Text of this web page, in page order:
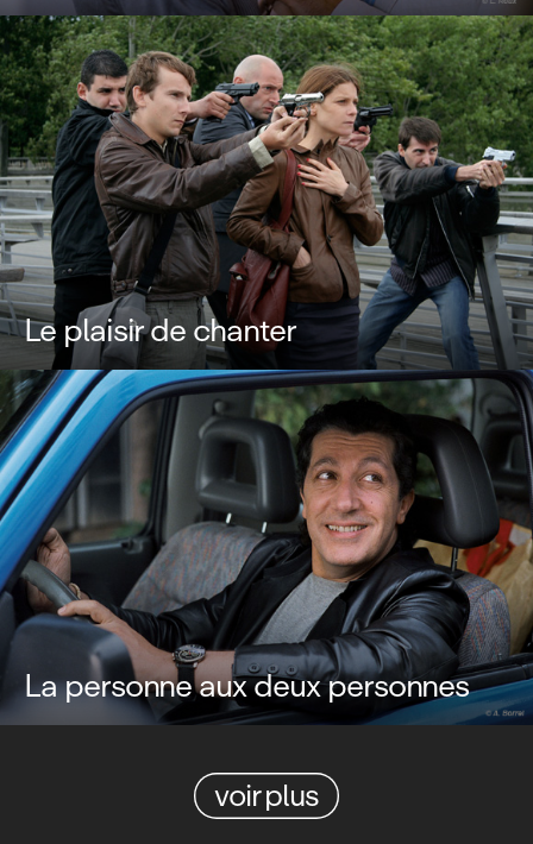
Le plaisir de chanter
La personne aux deux personnes
voir plus